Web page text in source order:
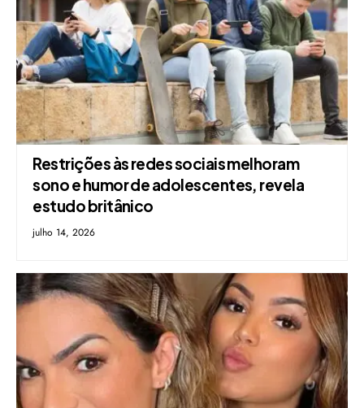
Restrições às redes sociais melhoram
sono e humor de adolescentes, revela
estudo britânico
julho 14, 2026